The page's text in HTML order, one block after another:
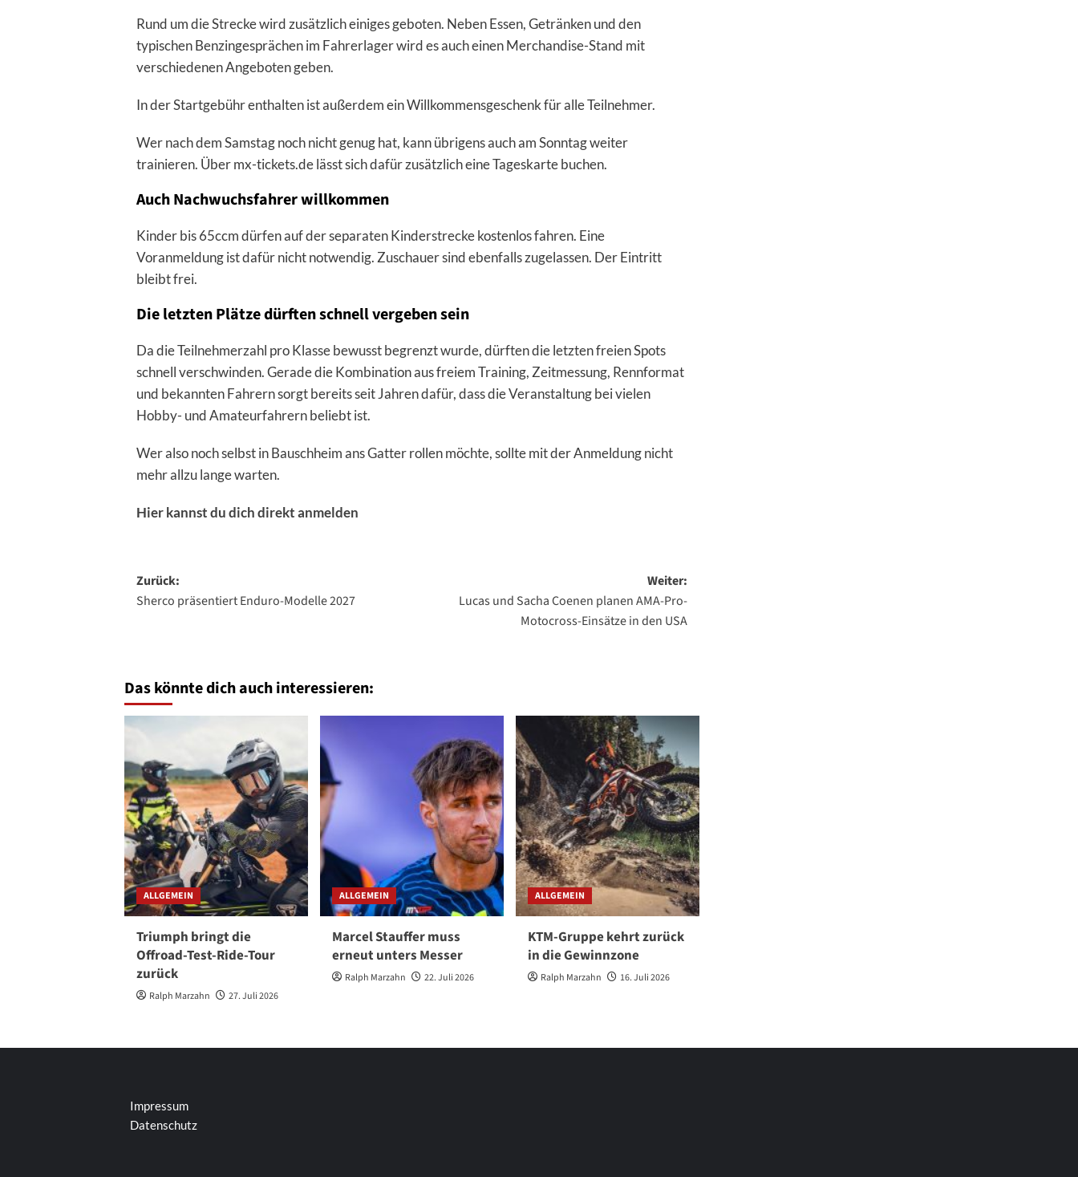
Rund um die Strecke wird zusätzlich einiges geboten. Neben Essen, Getränken und den
typischen Benzingesprächen im Fahrerlager wird es auch einen Merchandise-Stand mit
verschiedenen Angeboten geben.
In der Startgebühr enthalten ist außerdem ein Willkommensgeschenk für alle Teilnehmer.
Wer nach dem Samstag noch nicht genug hat, kann übrigens auch am Sonntag weiter
trainieren. Über mx-tickets.de lässt sich dafür zusätzlich eine Tageskarte buchen.
Auch Nachwuchsfahrer willkommen
Kinder bis 65ccm dürfen auf der separaten Kinderstrecke kostenlos fahren. Eine
Voranmeldung ist dafür nicht notwendig. Zuschauer sind ebenfalls zugelassen. Der Eintritt
bleibt frei.
Die letzten Plätze dürften schnell vergeben sein
Da die Teilnehmerzahl pro Klasse bewusst begrenzt wurde, dürften die letzten freien Spots
schnell verschwinden. Gerade die Kombination aus freiem Training, Zeitmessung, Rennformat
und bekannten Fahrern sorgt bereits seit Jahren dafür, dass die Veranstaltung bei vielen
Hobby- und Amateurfahrern beliebt ist.
Wer also noch selbst in Bauschheim ans Gatter rollen möchte, sollte mit der Anmeldung nicht
mehr allzu lange warten.
Hier kannst du dich direkt anmelden
Beitragsnavigation
Zurück:
Sherco präsentiert Enduro-Modelle 2027
Weiter:
Lucas und Sacha Coenen planen AMA-Pro-
Motocross-Einsätze in den USA
Das könnte dich auch interessieren:
ALLGEMEIN
Triumph bringt die
Offroad-Test-Ride-Tour
zurück
Ralph Marzahn 27. Juli 2026
ALLGEMEIN
Marcel Stauffer muss
erneut unters Messer
Ralph Marzahn 22. Juli 2026
ALLGEMEIN
KTM-Gruppe kehrt zurück
in die Gewinnzone
Ralph Marzahn 16. Juli 2026
Impressum
Datenschutz